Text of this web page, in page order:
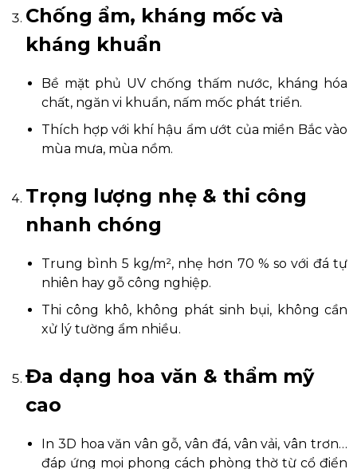
Chống ẩm, kháng mốc và
kháng khuẩn
Bề mặt phủ UV chống thấm nước, kháng hóa
chất, ngăn vi khuẩn, nấm mốc phát triển.
Thích hợp với khí hậu ẩm ướt của miền Bắc vào
mùa mưa, mùa nồm.
Trọng lượng nhẹ & thi công
nhanh chóng
Trung bình 5 kg/m², nhẹ hơn 70 % so với đá tự
nhiên hay gỗ công nghiệp.
Thi công khô, không phát sinh bụi, không cần
xử lý tường ẩm nhiều.
Đa dạng hoa văn & thẩm mỹ
cao
In 3D hoa văn vân gỗ, vân đá, vân vải, vân trơn…
đáp ứng mọi phong cách phòng thờ từ cổ điển